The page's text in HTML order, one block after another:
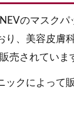
のマスク
り、美容皮膚
売されていま
ックによって